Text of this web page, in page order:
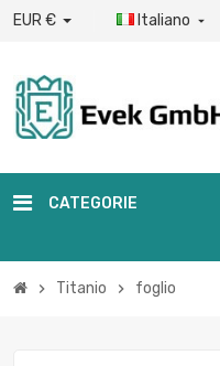
EUR € Italiano 
CATEGORIE
chevron_right Titanio chevron_right foglio